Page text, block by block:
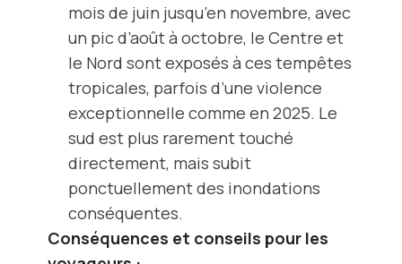
mois de juin jusqu’en novembre, avec
un pic d’août à octobre, le Centre et
le Nord sont exposés à ces tempêtes
tropicales, parfois d’une violence
exceptionnelle comme en 2025. Le
sud est plus rarement touché
directement, mais subit
ponctuellement des inondations
conséquentes.
Conséquences et conseils pour les